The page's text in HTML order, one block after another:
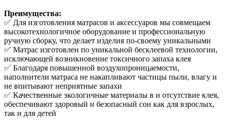
Преимущества:
✅ Для изготовления матрасов и аксессуаров мы совмещаем
высокотехнологичное оборудование и профессиональную
ручную сборку, что делает изделия по-своему уникальными
✅ Матрас изготовлен по уникальной бесклеевой технологии,
исключающей возникновение токсичного запаха клея
✅ Благодаря повышенной воздухопроницаемости,
наполнители матраса не накапливают частицы пыли, влагу и
не впитывают неприятные запахи
✅ Качественные экологичные материалы в и отсутствие клея,
обеспечивают здоровый и безопасный сон как для взрослых,
так и для детей